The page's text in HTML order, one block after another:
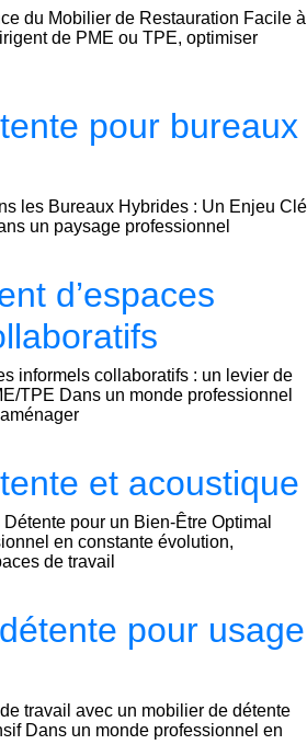
du Mobilier de Restauration Facile à
de PME ou TPE, optimiser
pour bureaux
les Bureaux Hybrides : Un Enjeu Clé
un paysage professionnel
d’espaces
informels collaboratifs : un levier de
TPE Dans un monde professionnel
et acoustique
pour un Bien-Être Optimal
en constante évolution,
de travail
pour usage
travail avec un mobilier de détente
Dans un monde professionnel en